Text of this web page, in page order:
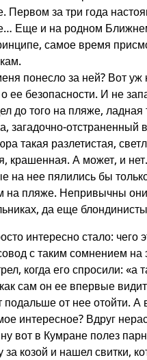
Первом за три года
Еще и на родном
самое время
понесло за ней? Вот уж
ее безопасности. И не
до того на пляже, ладная
загадочно-отстраненный
такая разлетистая,
крашенная. А может, и
на нее пялились бы
на пляже. Непривычны
да еще
интересно стало: чего
с таким сомнением на
когда его спросили: «а
сам он ее впервые
подальше от нее отойти. А
интересное? Вдруг
ну вот в Кумране полез
за козой и нашел свитки,